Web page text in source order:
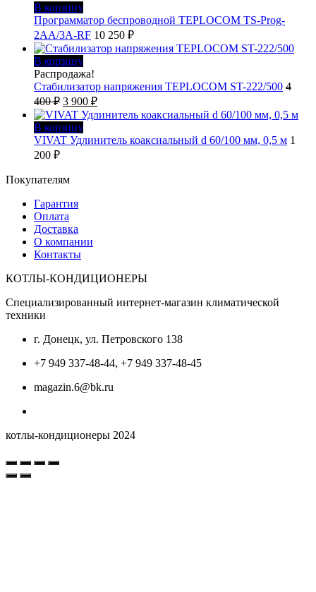
В корзину
Программатор беспроводной TEPLOCOM TS-Prog-
2AA/3A-RF 10 250 ₽
В корзину
Распродажа!
Стабилизатор напряжения TEPLOCOM ST-222/500 4
400₽ Первоначальная
цена
составляла
4
3 900 ₽Текущая
цена:
3
900 ₽.
В корзину
VIVAT Удлинитель коаксиальный d 60/100 мм, 0,5 м 1
200 ₽
Покупателям
Гарантия
Оплата
Доставка
О компании
Контакты
КОТЛЫ-КОНДИЦИОНЕРЫ
Специализированный интернет-магазин климатической
техники
г. Донецк, ул. Петровского 138
+7 949 337-48-44, +7 949 337-48-45
magazin.6@bk.ru
котлы-кондиционеры 2024